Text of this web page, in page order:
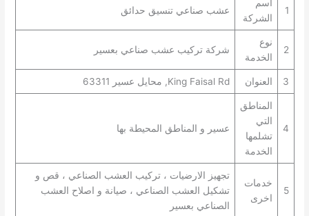
1
اسم
الشركة
عشب صناعي تنسيق حدائق
2
نوع
الخدمة
شركة تركيب عشب صناعي بعسير
3 العنوان King Faisal Rd, محايل عسير 63311
4
المناطق
التي
تشلمها
الخدمة
عسير و المناطق المحيطة بها
5
خدمات
اخرى
تجهيز الارضيات ، تركيب العشب الصناعي ، قص و
تشكيل العشب الصناعي ، صيانة و اصلاح العشب
الصناعي بعسير